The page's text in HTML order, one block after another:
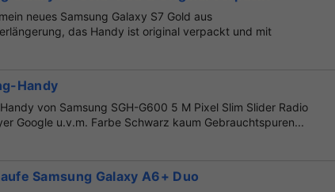
neues Samsung Galaxy S7 Gold aus
das Handy ist original verpackt und mit
Handy
von Samsung SGH-G600 5 M Pixel Slim Slider Radio
Google u.v.m. Farbe Schwarz kaum Gebrauchtspuren...
Samsung Galaxy A6+ Duo